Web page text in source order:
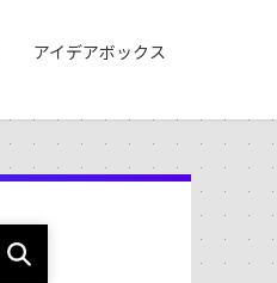
アイデアボックス